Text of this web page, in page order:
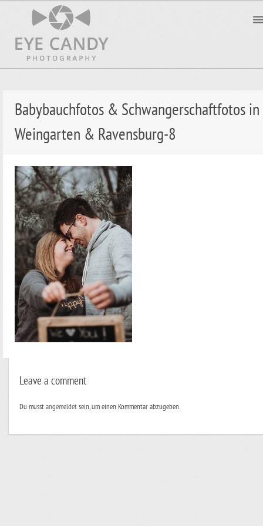
Babybauchfotos & Schwangerschaftfotos in
Weingarten & Ravensburg-8
Leave a comment
Du musstangemeldetsein, um einen Kommentar abzugeben.